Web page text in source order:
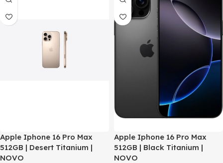
Apple Iphone 16 Pro Max
512GB | Desert Titanium |
NOVO
Apple Iphone 16 Pro Max
512GB | Black Titanium |
NOVO